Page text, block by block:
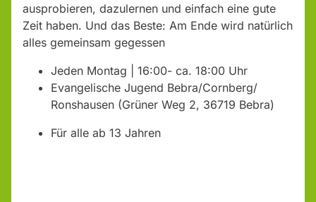
ausprobieren, dazulernen und einfach eine gute
Zeit haben. Und das Beste: Am Ende wird natürlich
alles gemeinsam gegessen
Jeden Montag | 16:00- ca. 18:00 Uhr
Evangelische Jugend Bebra/Cornberg/
Ronshausen (Grüner Weg 2, 36719 Bebra)
Für alle ab 13 Jahren